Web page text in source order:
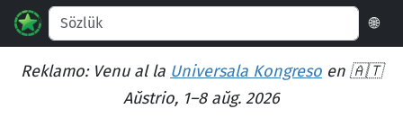
🌐
Reklamo: Venu al la Universala Kongreso en 🇦🇹
Aŭstrio, 1–8 aŭg. 2026